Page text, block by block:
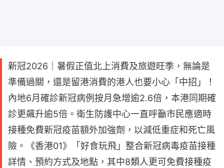
新冠2026｜暑假正值北上消費及旅遊旺季，無論是
準備過關，還是留港消費的港人也要小心「中招」！
內地6月確診新冠病例按月急增逾2.6倍，本港同期確
診更飆升逾5倍。衛生防護中心一直呼籲市民應適時
接種免費新冠疫苗額外加強劑，以減低重症和死亡風
險。《香港01》「好食玩飛」整合新冠病毒疫苗接種
詳情、預約方式及地點，其中8類人更可免費接種疫